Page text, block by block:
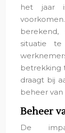
het jaar
situatie
betrekking
draagt bij
beheer van
Beheer
De